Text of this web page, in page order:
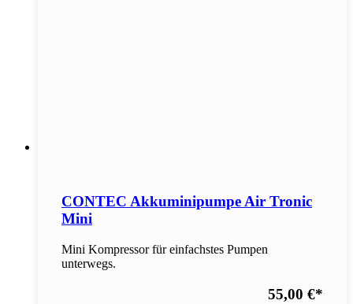
CONTEC Akkuminipumpe Air Tronic
Mini
Mini Kompressor für einfachstes Pumpen
unterwegs.
55,00 €*